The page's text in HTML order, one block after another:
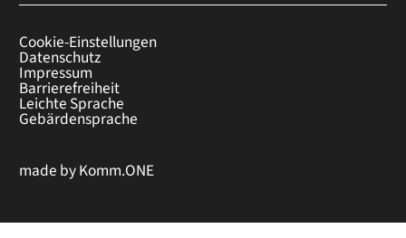
Cookie-Einstellungen
Datenschutz
Impressum
Barrierefreiheit
Leichte Sprache
Gebärdensprache
made byKomm.ONE